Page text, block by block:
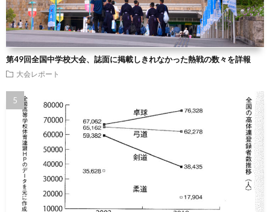
第49回全国中学校大会、誌面に掲載しきれなかった熱戦の数々を詳報
大会レポート